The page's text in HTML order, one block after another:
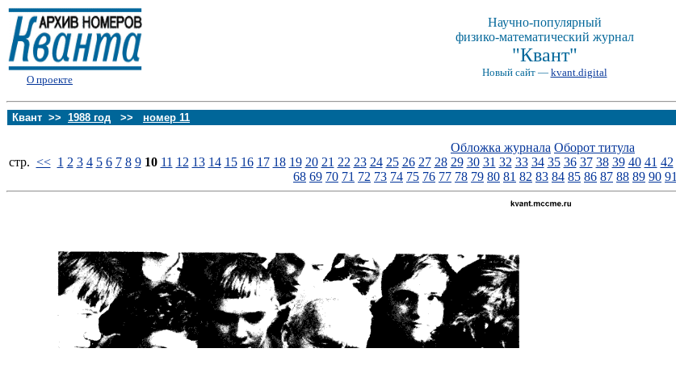
О проекте
Научно-популярный
физико-математический журнал
"Квант"
Новый сайт — kvant.digital
Квант >> 1988 год >> номер 11
Обложка журнала Оборот титула
стp. << 1 2 3 4 5 6 7 8 9 10 11 12 13 14 15 16 17 18 19 20 21 22 23 24 25 26 27 28 29 30 31 32 33 34 35 36 37 38 39 40 41 42
68 69 70 71 72 73 74 75 76 77 78 79 80 81 82 83 84 85 86 87 88 89 90 91